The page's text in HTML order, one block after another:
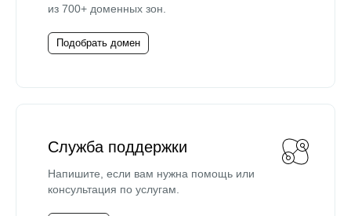
из 700+ доменных зон.
Подобрать домен
Служба поддержки
Напишите, если вам нужна помощь или
консультация по услугам.